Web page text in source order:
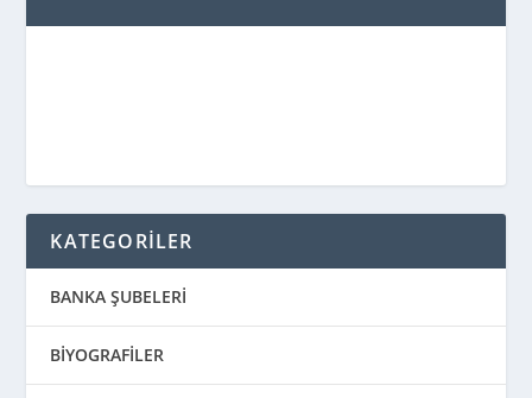
KATEGORİLER
BANKA ŞUBELERİ
BİYOGRAFİLER